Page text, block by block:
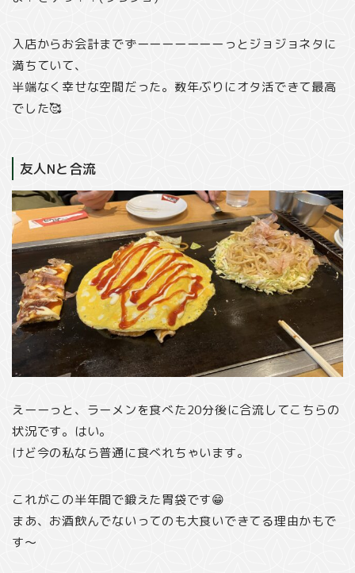
入店からお会計までずーーーーーーーっとジョジョネタに
満ちていて、
半端なく幸せな空間だった。数年ぶりにオタ活できて最高
でした🥰
友人Nと合流
えーーっと、ラーメンを食べた20分後に合流してこちらの
状況です。はい。
けど今の私なら普通に食べれちゃいます。
これがこの半年間で鍛えた胃袋です😁
まあ、お酒飲んでないってのも大食いできてる理由かもで
す〜